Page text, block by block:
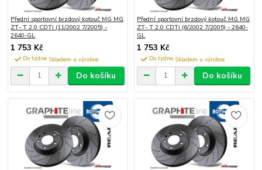
Přední sportovní brzdový kotouč MG MG
ZT- T 2.0 CDTi (11/2002 7/2005) -
2640-GL
1 753 Kč
Do týdne
Do košíku
Přední sportovní brzdový kotouč MG MG
ZT- T 2.0 CDTi (6/2002 7/2005) - 2640-
GL
1 753 Kč
Do týdne
Do košíku